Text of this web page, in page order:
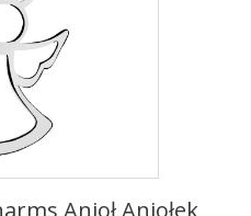
Anioł Aniołek